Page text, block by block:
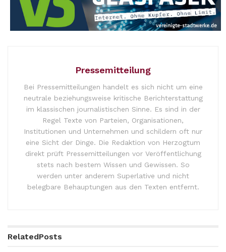
Pressemitteilung
Bei Pressemitteilungen handelt es sich nicht um eine
neutrale beziehungsweise kritische Berichterstattung
im klassischen journalistischen Sinne. Es sind in der
Regel Texte von Parteien, Organisationen,
Institutionen und Unternehmen und schildern oft nur
eine Sicht der Dinge. Die Redaktion von Herzogtum
direkt prüft Pressemitteilungen vor Veröffentlichung
stets nach bestem Wissen und Gewissen. So
werden unter anderem Superlative und nicht
belegbare Behauptungen aus den Texten entfernt.
RelatedPosts